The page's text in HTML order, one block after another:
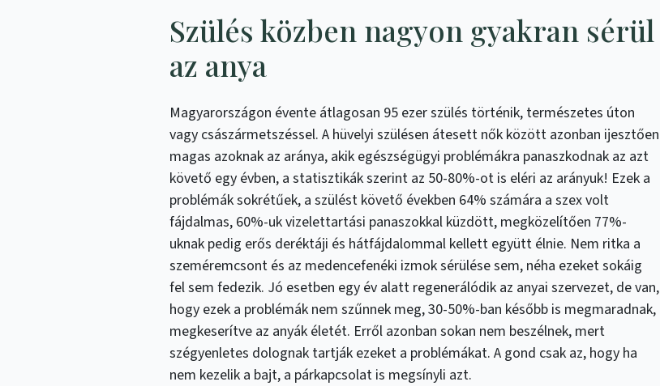
Szülés közben nagyon gyakran sérül
az anya
Magyarországon évente átlagosan 95 ezer szülés történik, természetes úton
vagy császármetszéssel. A hüvelyi szülésen átesett nők között azonban ijesztően
magas azoknak az aránya, akik egészségügyi problémákra panaszkodnak az azt
követő egy évben, a statisztikák szerint az 50-80%-ot is eléri az arányuk! Ezek a
problémák sokrétűek, a szülést követő években 64% számára a szex volt
fájdalmas, 60%-uk vizelettartási panaszokkal küzdött, megközelítően 77%-
uknak pedig erős deréktáji és hátfájdalommal kellett együtt élnie. Nem ritka a
szeméremcsont és az medencefenéki izmok sérülése sem, néha ezeket sokáig
fel sem fedezik. Jó esetben egy év alatt regenerálódik az anyai szervezet, de van,
hogy ezek a problémák nem szűnnek meg, 30-50%-ban később is megmaradnak,
megkeserítve az anyák életét. Erről azonban sokan nem beszélnek, mert
szégyenletes dolognak tartják ezeket a problémákat. A gond csak az, hogy ha
nem kezelik a bajt, a párkapcsolat is megsínyli azt.